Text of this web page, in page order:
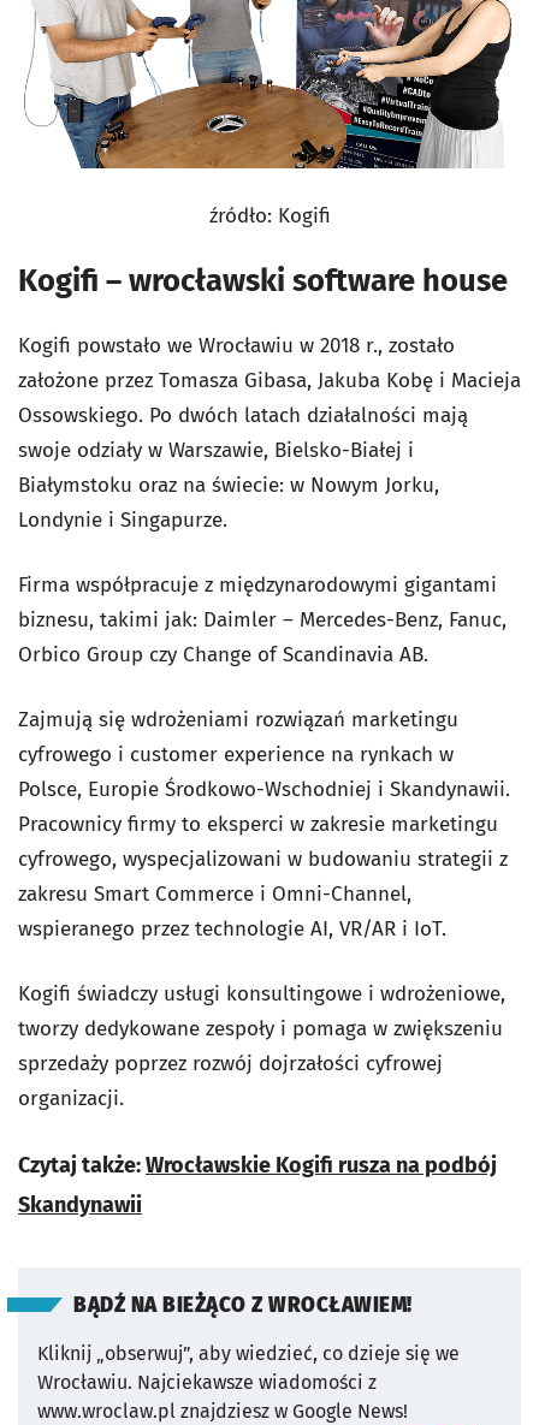
źródło: Kogifi
Kogifi – wrocławski software house
Kogifi powstało we Wrocławiu w 2018 r., zostało
założone przez Tomasza Gibasa, Jakuba Kobę i Macieja
Ossowskiego. Po dwóch latach działalności mają
swoje odziały w Warszawie, Bielsko-Białej i
Białymstoku oraz na świecie: w Nowym Jorku,
Londynie i Singapurze.
Firma współpracuje z międzynarodowymi gigantami
biznesu, takimi jak: Daimler – Mercedes-Benz, Fanuc,
Orbico Group czy Change of Scandinavia AB.
Zajmują się wdrożeniami rozwiązań marketingu
cyfrowego i customer experience na rynkach w
Polsce, Europie Środkowo-Wschodniej i Skandynawii.
Pracownicy firmy to eksperci w zakresie marketingu
cyfrowego, wyspecjalizowani w budowaniu strategii z
zakresu Smart Commerce i Omni-Channel,
wspieranego przez technologie AI, VR/AR i IoT.
Kogifi świadczy usługi konsultingowe i wdrożeniowe,
tworzy dedykowane zespoły i pomaga w zwiększeniu
sprzedaży poprzez rozwój dojrzałości cyfrowej
organizacji.
Czytaj także:Wrocławskie Kogifi rusza na podbój
Skandynawii
BĄDŹ NA BIEŻĄCO Z WROCŁAWIEM!
Kliknij „obserwuj”, aby wiedzieć, co dzieje się we
Wrocławiu. Najciekawsze wiadomości z
www.wroclaw.pl znajdziesz w Google News!